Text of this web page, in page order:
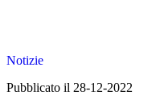
Notizie
Pubblicato il 28-12-2022